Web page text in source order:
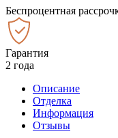
Беспроцентная
Гарантия
2 года
Описание
Отделка
Информация
Отзывы